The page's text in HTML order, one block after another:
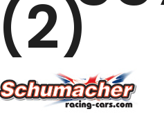
(2)